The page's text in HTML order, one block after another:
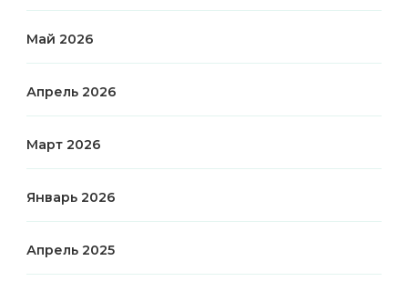
Май 2026
Апрель 2026
Март 2026
Январь 2026
Апрель 2025